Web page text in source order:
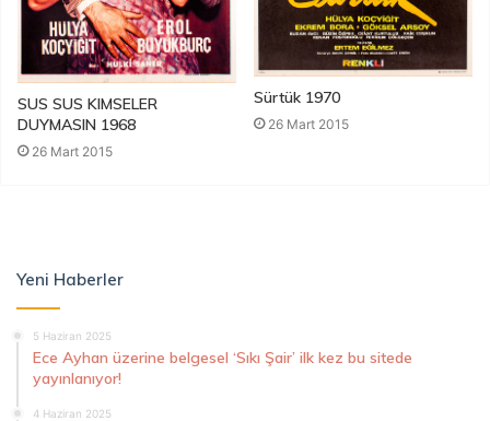
SUS SUS KIMSELER
DUYMASIN 1968
26 Mart 2015
Sürtük 1970
26 Mart 2015
Yeni Haberler
5 Haziran 2025
Ece Ayhan üzerine belgesel ‘Sıkı Şair’ ilk kez bu sitede
yayınlanıyor!
4 Haziran 2025